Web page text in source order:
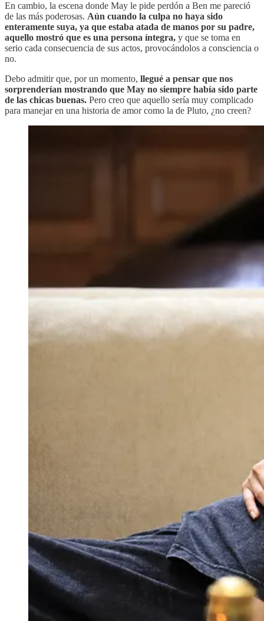
En cambio, la escena donde May le pide perdón a Ben me pareció
de las más poderosas. Aún cuando la culpa no haya sido
enteramente suya, ya que estaba atada de manos por su padre,
aquello mostró que es una persona íntegra, y que se toma en
serio cada consecuencia de sus actos, provocándolos a consciencia o
no.
Debo admitir que, por un momento, llegué a pensar que nos
sorprenderían mostrando que May no siempre había sido parte
de las chicas buenas. Pero creo que aquello sería muy complicado
para manejar en una historia de amor como la de Pluto, ¿no creen?